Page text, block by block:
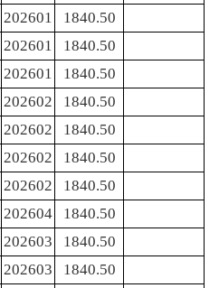
202601
1840.50
202601
1840.50
202601
1840.50
202602
1840.50
202602
1840.50
202602
1840.50
202602
1840.50
202604
1840.50
202603
1840.50
202603
1840.50